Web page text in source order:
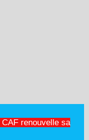
renouvelle sa